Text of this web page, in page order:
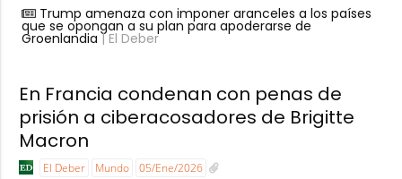
Trump amenaza con imponer aranceles a los países
que se opongan a su plan para apoderarse de
Groenlandia | El Deber
En Francia condenan con penas de
prisión a ciberacosadores de Brigitte
Macron
El Deber Mundo 05/Ene/2026